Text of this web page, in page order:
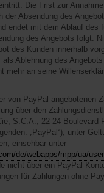
Die Frist zur
der Absendung des
endet mit dem Ablauf des
des Angebots folgt.
des Kunden innerhalb
Ablehnung des
mehr an seine
von PayPal angebotenen
über den
S.C.A., 22-24 Boulevard
„PayPal“), unter
einsehbar unter
de/webapps/mpp/ua/
nicht über ein PayPal-
für Zahlungen ohne